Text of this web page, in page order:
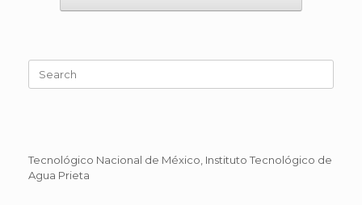
for:
Tecnológico Nacional de México, Instituto Tecnológico de
Agua Prieta